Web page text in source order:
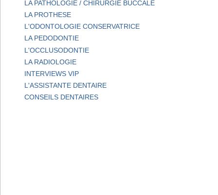
LA PATHOLOGIE / CHIRURGIE BUCCALE
LA PROTHESE
L'ODONTOLOGIE CONSERVATRICE
LA PEDODONTIE
L'OCCLUSODONTIE
LA RADIOLOGIE
INTERVIEWS VIP
L'ASSISTANTE DENTAIRE
CONSEILS DENTAIRES